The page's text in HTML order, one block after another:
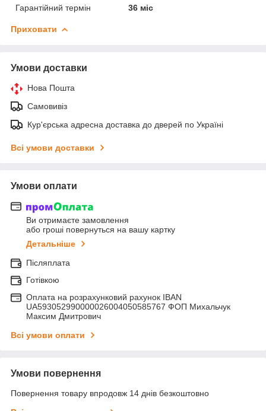
Гарантійний термін
36 міс
Приховати
Умови доставки
Нова Пошта
Самовивіз
Кур'єрська адресна доставка до дверей по Україні
Всі умови доставки
Умови оплати
Ви отримаєте замовлення
або гроші повернуться на вашу картку
Детальніше
Післяплата
Готівкою
Оплата на розрахунковий рахунок IBAN
UA593052990000026004050585767 ФОП Михальчук
Максим Дмитрович
Всі умови оплати
Умови повернення
Повернення товару впродовж 14 днів безкоштовно